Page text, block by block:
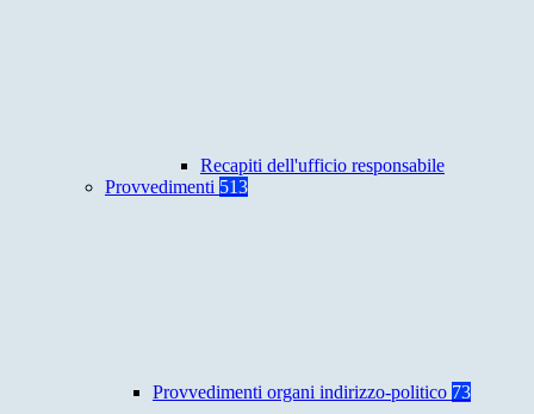
Recapiti dell'ufficio responsabile
Provvedimenti 513
Provvedimenti organi indirizzo-politico 73